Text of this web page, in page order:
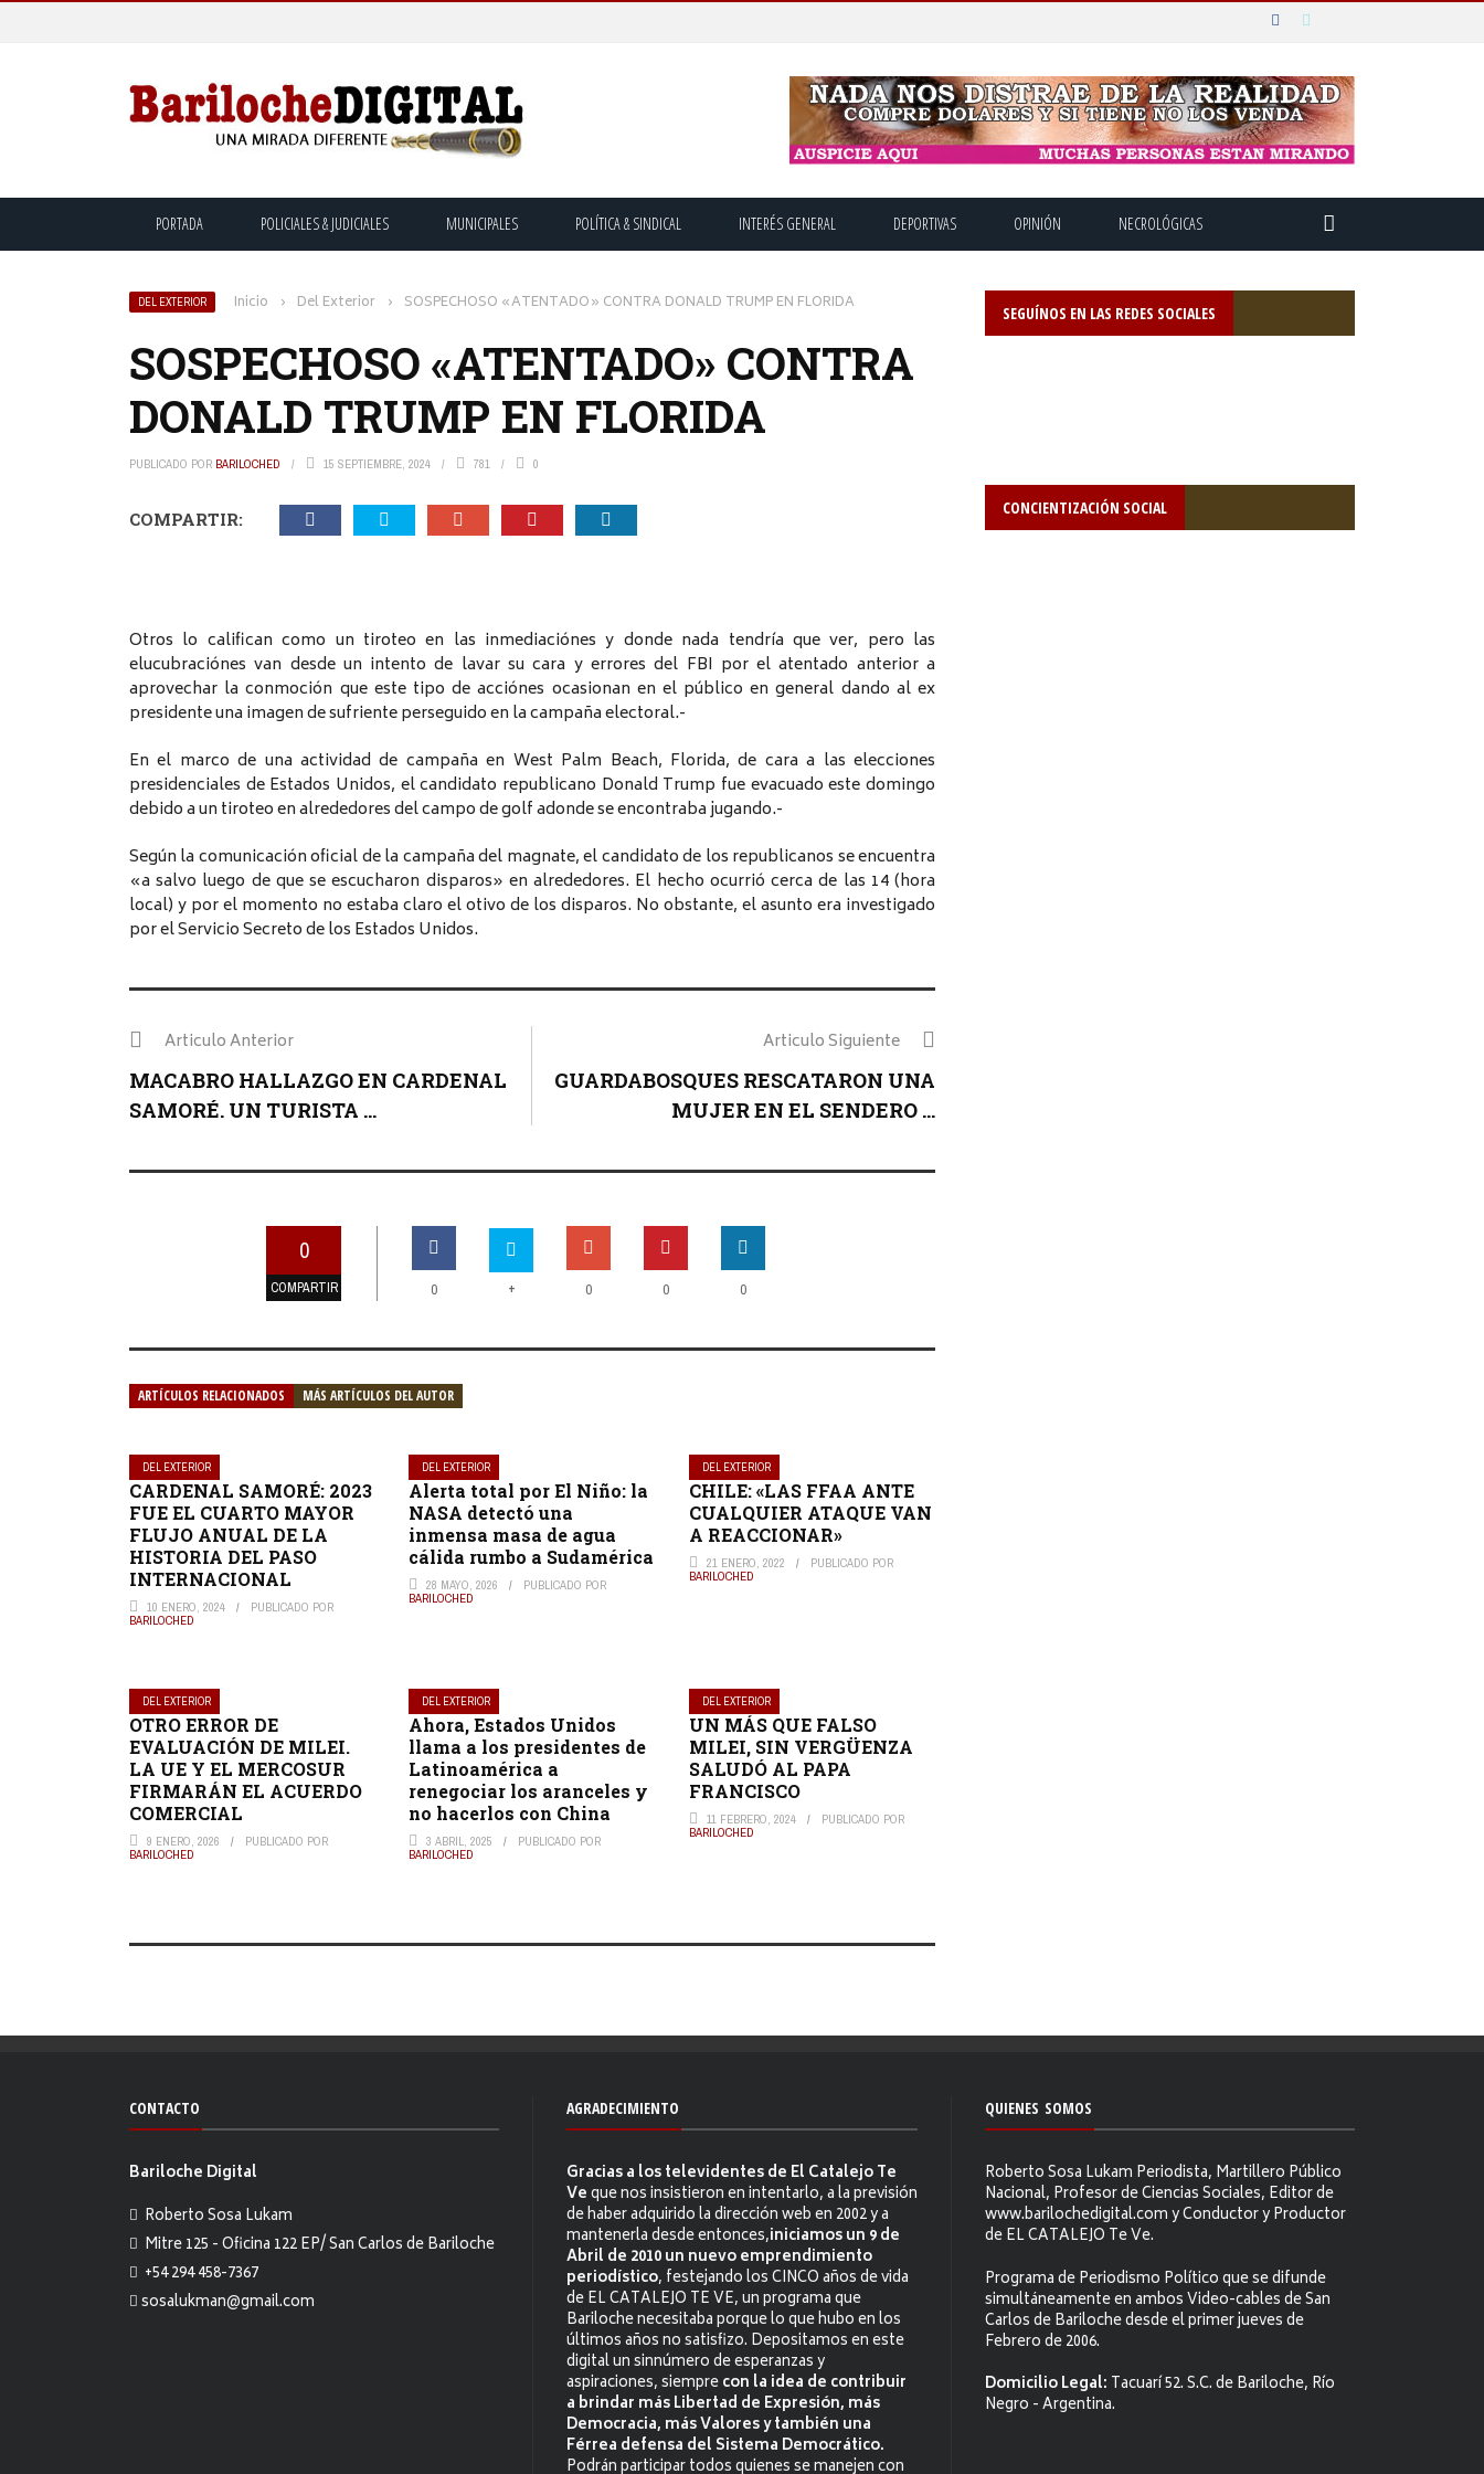
PORTADA POLICIALES & JUDICIALES MUNICIPALES POLÍTICA & SINDICAL INTERÉS GENERAL DEPORTIVAS OPINIÓN NECROLÓGICAS
DEL EXTERIOR Inicio › Del Exterior › SOSPECHOSO «ATENTADO» CONTRA DONALD TRUMP EN FLORIDA
SOSPECHOSO «ATENTADO» CONTRA
DONALD TRUMP EN FLORIDA
PUBLICADO POR BARILOCHED 15 SEPTIEMBRE, 2024 781 0
COMPARTIR:
Otros lo califican como un tiroteo en las inmediaciónes y donde nada tendría que ver, pero las
elucubraciónes van desde un intento de lavar su cara y errores del FBI por el atentado anterior a
aprovechar la conmoción que este tipo de acciónes ocasionan en el público en general dando al ex
presidente una imagen de sufriente perseguido en la campaña electoral.-
En el marco de una actividad de campaña en West Palm Beach, Florida, de cara a las elecciones
presidenciales de Estados Unidos, el candidato republicano Donald Trump fue evacuado este domingo
debido a un tiroteo en alrededores del campo de golf adonde se encontraba jugando.-
Según la comunicación oficial de la campaña del magnate, el candidato de los republicanos se encuentra
«a salvo luego de que se escucharon disparos» en alrededores. El hecho ocurrió cerca de las 14 (hora
local) y por el momento no estaba claro el otivo de los disparos. No obstante, el asunto era investigado
por el Servicio Secreto de los Estados Unidos.
Articulo Anterior
MACABRO HALLAZGO EN CARDENAL
SAMORÉ. UN TURISTA ...
Articulo Siguiente
GUARDABOSQUES RESCATARON UNA
MUJER EN EL SENDERO ...
0
COMPARTIR 0 + 0 0 0
ARTÍCULOS RELACIONADOS MÁS ARTÍCULOS DEL AUTOR
DEL EXTERIOR
CARDENAL SAMORÉ: 2023
FUE EL CUARTO MAYOR
FLUJO ANUAL DE LA
HISTORIA DEL PASO
INTERNACIONAL
10 ENERO, 2024
PUBLICADO POR
BARILOCHED
DEL EXTERIOR
Alerta total por El Niño: la
NASA detectó una
inmensa masa de agua
cálida rumbo a Sudamérica
28 MAYO, 2026
PUBLICADO POR
BARILOCHED
DEL EXTERIOR
CHILE: «LAS FFAA ANTE
CUALQUIER ATAQUE VAN
A REACCIONAR»
21 ENERO, 2022
PUBLICADO POR
BARILOCHED
DEL EXTERIOR
OTRO ERROR DE
EVALUACIÓN DE MILEI.
LA UE Y EL MERCOSUR
FIRMARÁN EL ACUERDO
COMERCIAL
9 ENERO, 2026
PUBLICADO POR
BARILOCHED
DEL EXTERIOR
Ahora, Estados Unidos
llama a los presidentes de
Latinoamérica a
renegociar los aranceles y
no hacerlos con China
3 ABRIL, 2025
PUBLICADO POR
BARILOCHED
DEL EXTERIOR
UN MÁS QUE FALSO
MILEI, SIN VERGÜENZA
SALUDÓ AL PAPA
FRANCISCO
11 FEBRERO, 2024
PUBLICADO POR
BARILOCHED
SEGUÍNOS EN LAS REDES SOCIALES
CONCIENTIZACIÓN SOCIAL
CONTACTO
Bariloche Digital
Roberto Sosa Lukam
Mitre 125 - Oficina 122 EP/ San Carlos de Bariloche
+54 294 458-7367
sosalukman@gmail.com
AGRADECIMIENTO
Gracias a los televidentes de El Catalejo Te
Veque nos insistieron en intentarlo, a la previsión
de haber adquirido la dirección web en 2002 y a
mantenerla desde entonces,iniciamos un 9 de
Abril de 2010 un nuevo emprendimiento
periodístico, festejando los CINCO años de vida
de EL CATALEJO TE VE, un programa que
Bariloche necesitaba porque lo que hubo en los
últimos años no satisfizo. Depositamos en este
digital un sinnúmero de esperanzas y
aspiraciones, siemprecon la idea de contribuir
a brindar más Libertad de Expresión, más
Democracia, más Valores y también una
Férrea defensa del Sistema Democrático.
Podrán participar todos quienes se manejen con
QUIENES SOMOS
Roberto Sosa Lukam Periodista, Martillero Público
Nacional, Profesor de Ciencias Sociales, Editor de
www.barilochedigital.com y Conductor y Productor
de EL CATALEJO Te Ve.
Programa de Periodismo Político que se difunde
simultáneamente en ambos Video-cables de San
Carlos de Bariloche desde el primer jueves de
Febrero de 2006.
Domicilio Legal: Tacuarí 52. S.C. de Bariloche, Río
Negro - Argentina.